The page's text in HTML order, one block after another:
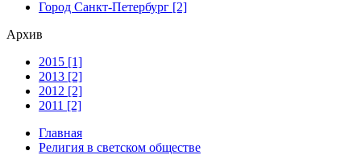
Город Санкт-Петербург [2]
Архив
2015 [1]
2013 [2]
2012 [2]
2011 [2]
Главная
Религия в светском обществе